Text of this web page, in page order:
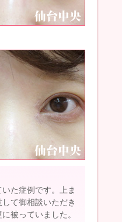
た症例です。上ま
て御相談いただき
被っていました。